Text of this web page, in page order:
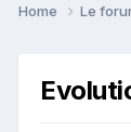
Home Le